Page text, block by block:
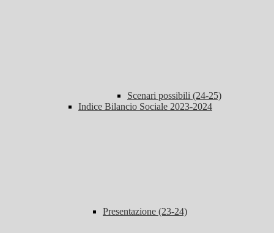
Scenari possibili (24-25)
Indice Bilancio Sociale 2023-2024
Presentazione (23-24)